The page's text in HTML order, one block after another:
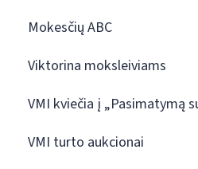
Mokesčių ABC
Viktorina moksleiviams
VMI kviečia į „Pasimatymą
VMI turto aukcionai